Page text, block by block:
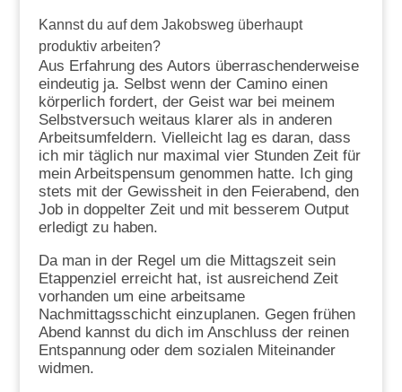
Kannst du auf dem Jakobsweg überhaupt
produktiv arbeiten?
Aus Erfahrung des Autors überraschenderweise
eindeutig ja. Selbst wenn der Camino einen
körperlich fordert, der Geist war bei meinem
Selbstversuch weitaus klarer als in anderen
Arbeitsumfeldern. Vielleicht lag es daran, dass
ich mir täglich nur maximal vier Stunden Zeit für
mein Arbeitspensum genommen hatte. Ich ging
stets mit der Gewissheit in den Feierabend, den
Job in doppelter Zeit und mit besserem Output
erledigt zu haben.
Da man in der Regel um die Mittagszeit sein
Etappenziel erreicht hat, ist ausreichend Zeit
vorhanden um eine arbeitsame
Nachmittagsschicht einzuplanen. Gegen frühen
Abend kannst du dich im Anschluss der reinen
Entspannung oder dem sozialen Miteinander
widmen.